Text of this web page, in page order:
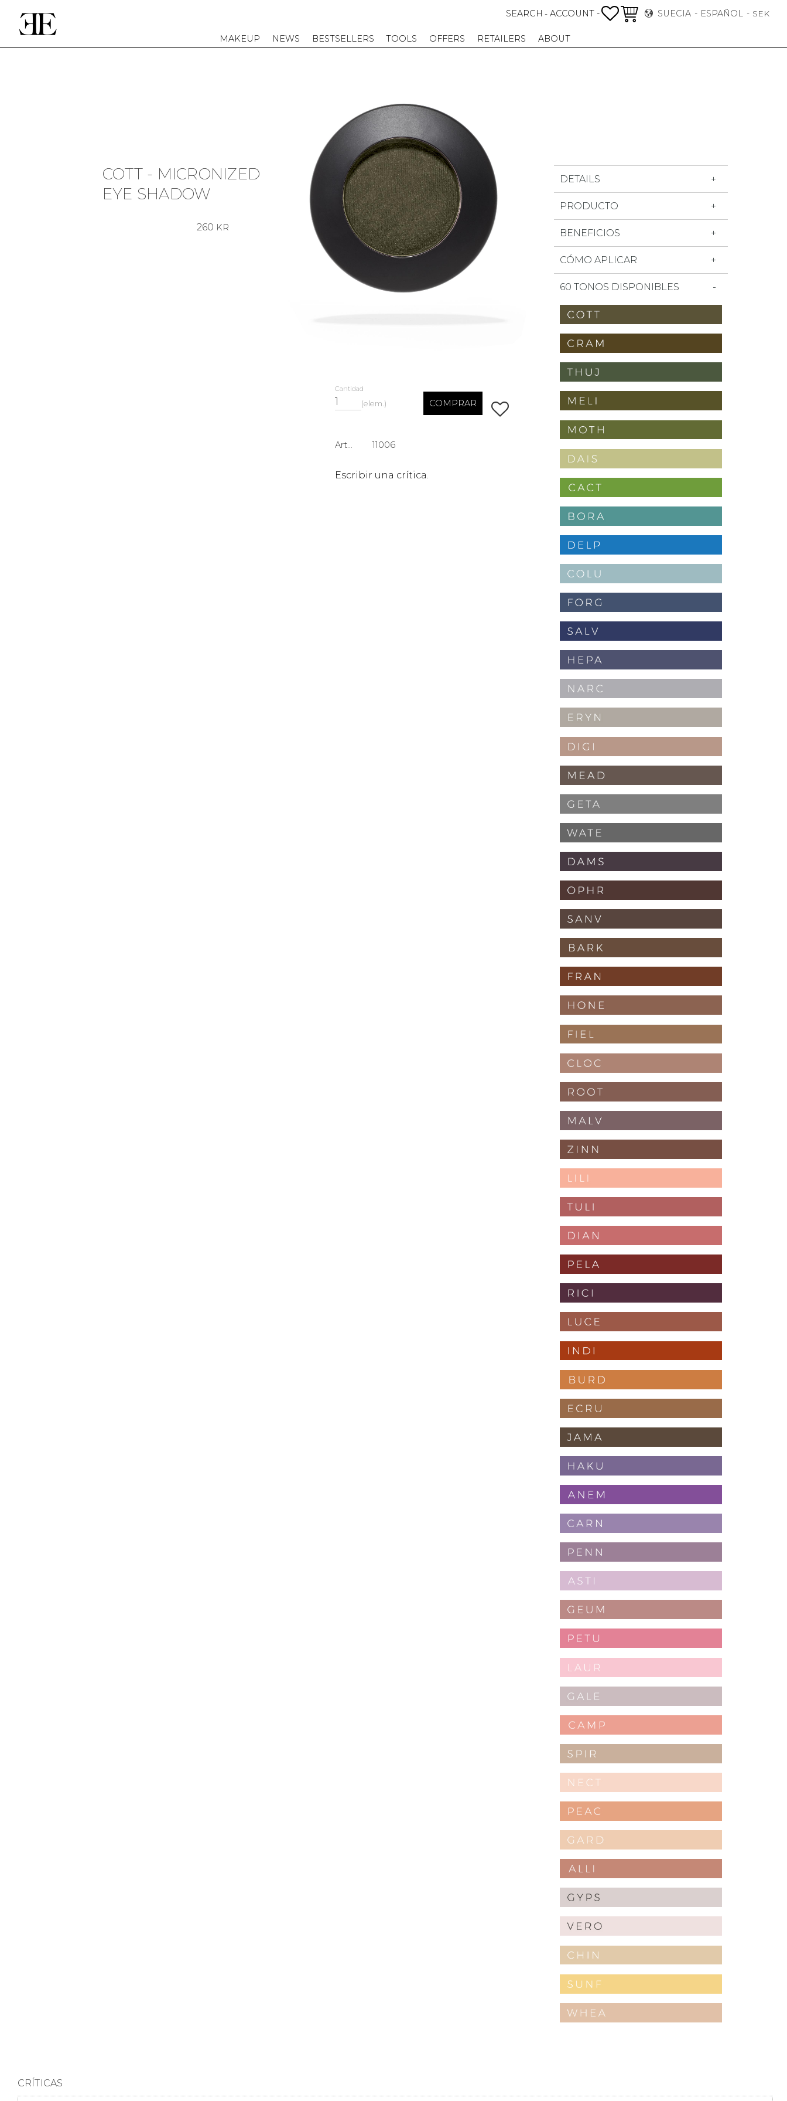
SEARCH - ACCOUNT - FAVORITOS
CESTA SUECIA ESPAÑOL SEK
MAKEUP NEWS BESTSELLERS TOOLS OFFERS RETAILERS ABOUT
COTT - MICRONIZED
EYE SHADOW
DETAILS
BENEFICIOS
CÓMO APLICAR
60 TONOS DISPONIBLES
260 KR
Cantidad
elem. COMPRAR Añadir a favoritos
Artículo n.º 11006
Escribir una crítica.
CRÍTICAS